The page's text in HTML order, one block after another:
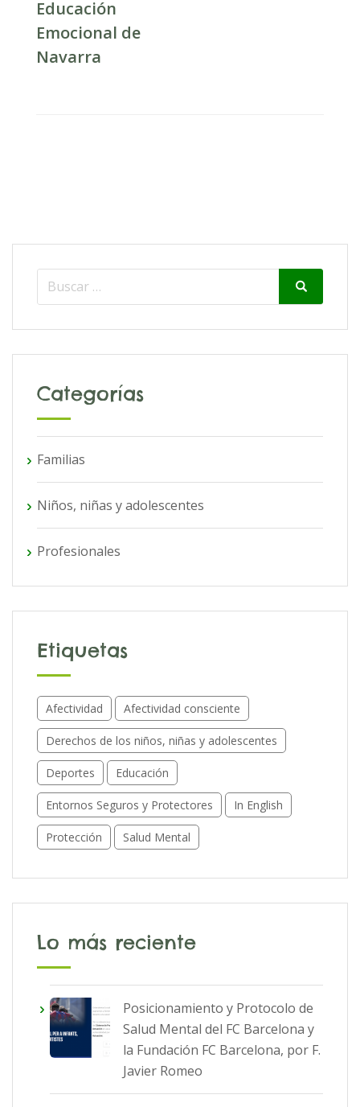
Educación
Emocional de
Navarra
Search
for:
Search
Categorías
Familias
Niños, niñas y adolescentes
Profesionales
Etiquetas
Afectividad Afectividad consciente
Derechos de los niños, niñas y adolescentes
Deportes Educación
Entornos Seguros y Protectores In English
Protección Salud Mental
Lo más reciente
Posicionamiento y Protocolo de
Salud Mental del FC Barcelona y
la Fundación FC Barcelona, por F.
Javier Romeo